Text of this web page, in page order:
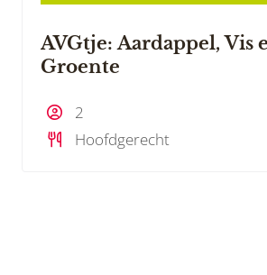
AVGtje: Aardappel, Vis
Groente
2
Hoofdgerecht